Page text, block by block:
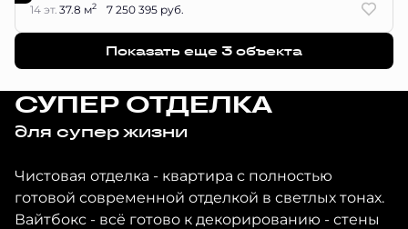
14 эт. 37.8 м2 7 250 395 руб.
Показать еще 3 объектa
СУПЕР ОТДЕЛКА
для супер жизни
Чистовая отделка - квартира с полностью
готовой современной отделкой в светлых тонах.
Вайтбокс - всё готово к декорированию - стены